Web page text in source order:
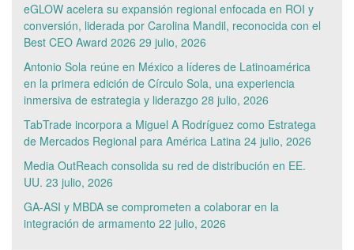
eGLOW acelera su expansión regional enfocada en ROI y
conversión, liderada por Carolina Mandil, reconocida con el
Best CEO Award 2026 29 julio, 2026
Antonio Sola reúne en México a líderes de Latinoamérica
en la primera edición de Círculo Sola, una experiencia
inmersiva de estrategia y liderazgo 28 julio, 2026
TabTrade incorpora a Miguel A Rodríguez como Estratega
de Mercados Regional para América Latina 24 julio, 2026
Media OutReach consolida su red de distribución en EE.
UU. 23 julio, 2026
GA-ASI y MBDA se comprometen a colaborar en la
integración de armamento 22 julio, 2026